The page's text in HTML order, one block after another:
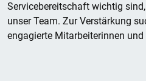
Servicebereitschaft wichtig
unser Team. Zur Verstärkung
engagierte Mitarbeiterinnen und